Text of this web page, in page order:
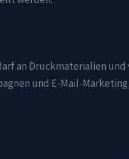
an Druckmaterialien
und E-Mail-